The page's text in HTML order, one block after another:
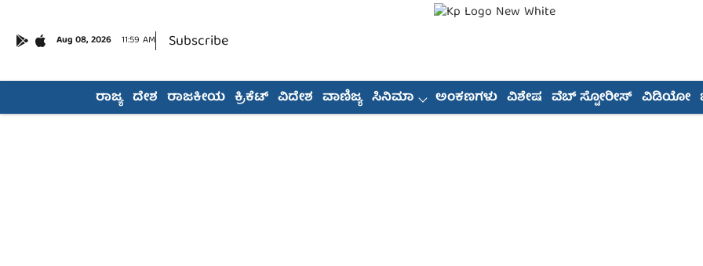
Aug 08, 2026 11:59 AM Subscribe
ರಾಜ್ಯ ದೇಶ ರಾಜಕೀಯ ಕ್ರಿಕೆಟ್ ವಿದೇಶ ವಾಣಿಜ್ಯ ಸಿನಿಮಾ ಅಂಕಣಗಳು ವಿಶೇಷ ವೆಬ್ ಸ್ಟೋರೀಸ್ ವಿಡಿಯೋ